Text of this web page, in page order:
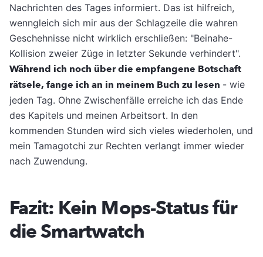
Nachrichten des Tages informiert. Das ist hilfreich,
wenngleich sich mir aus der Schlagzeile die wahren
Geschehnisse nicht wirklich erschließen: "Beinahe-
Kollision zweier Züge in letzter Sekunde verhindert".
Während ich noch über die empfangene Botschaft
rätsele, fange ich an in meinem Buch zu lesen - wie
jeden Tag. Ohne Zwischenfälle erreiche ich das Ende
des Kapitels und meinen Arbeitsort. In den
kommenden Stunden wird sich vieles wiederholen, und
mein Tamagotchi zur Rechten verlangt immer wieder
nach Zuwendung.
Fazit: Kein Mops-Status für
die Smartwatch